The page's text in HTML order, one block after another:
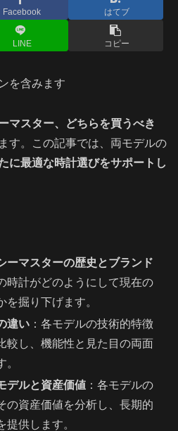
Facebook はてブ
LINE コピー
を含みます
マスター、どちらを買うべき
す。この記事では、両モデルの
に最適な時計選びをサポートし
ーマスターの歴史とブランド
時計がどのようにして現在の
掘り下げます。
違い ：各モデルの技術的特徴
較し、機能性と見た目の両面
デルと資産価値 ：各モデルの
の資産価値を分析し、長期的
提供します。